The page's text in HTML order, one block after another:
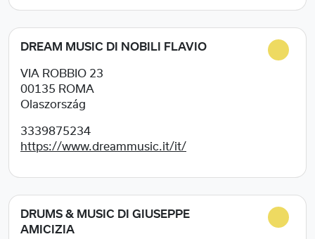
DREAM MUSIC DI NOBILI FLAVIO
VIA ROBBIO 23
00135 ROMA
Olaszország
3339875234
https://www.dreammusic.it/it/
DRUMS & MUSIC DI GIUSEPPE
AMICIZIA